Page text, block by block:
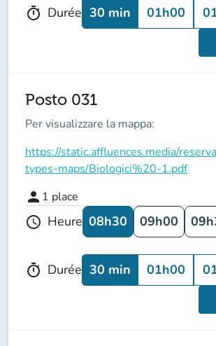
timer Durée 30 min 01h00
Posto 031
Per visualizzare la mappa:
https://static.affluences.media/
types-maps/Biologici%20-1.pdf
person 1 place
schedule Heure 08h30 09h00
timer Durée 30 min 01h00